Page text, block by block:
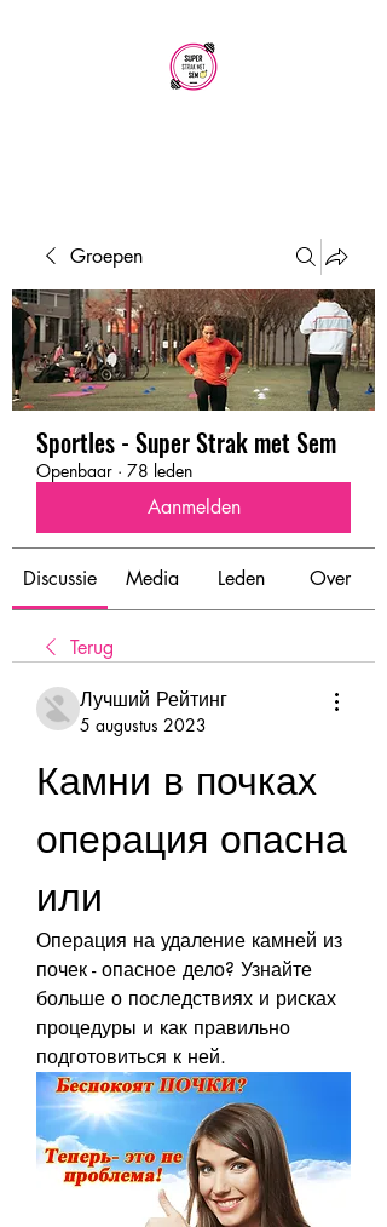
Groepen
Sportles - Super Strak met Sem
Openbaar · 78 leden
Aanmelden
Discussie Media Leden Over
Terug
Лучший Рейтинг
5 augustus 2023
Камни в почках
операция опасна
или
Операция на удаление камней из
почек - опасное дело? Узнайте
больше о последствиях и рисках
процедуры и как правильно
подготовиться к ней.